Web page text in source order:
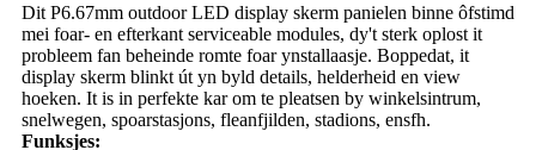
Dit P6.67mm outdoor LED display skerm panielen binne ôfstimd
mei foar- en efterkant serviceable modules, dy't sterk oplost it
probleem fan beheinde romte foar ynstallaasje. Boppedat, it
display skerm blinkt út yn byld details, helderheid en view
hoeken. It is in perfekte kar om te pleatsen by winkelsintrum,
snelwegen, spoarstasjons, fleanfjilden, stadions, ensfh.
Funksjes: